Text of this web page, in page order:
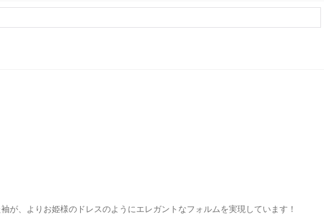
、よりお姫様のドレスのようにエレガントなフォルムを実現しています！